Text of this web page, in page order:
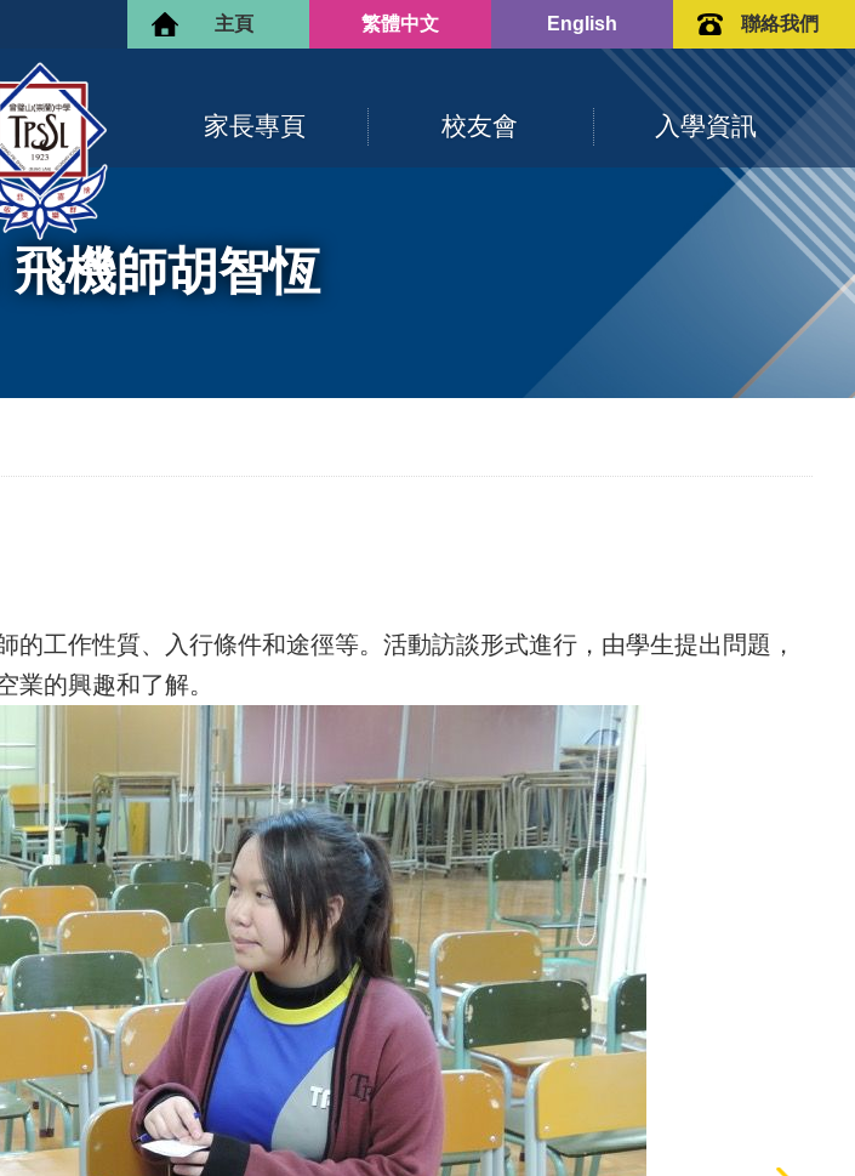
聯絡我們
English
繁體中文
主頁
家長專頁 校友會 入學資訊
機師胡智恆
工作性質、入行條件和途徑等。活動訪談形式進行，由學生提出問題，
的興趣和了解。